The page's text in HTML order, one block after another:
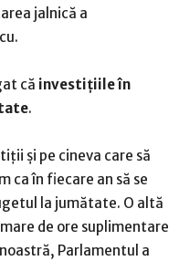
jalnică a
că investiţiile în
.
şi pe cineva care să
ca în fiecare an să se
la jumătate. O altă
de ore suplimentare
Parlamentul a